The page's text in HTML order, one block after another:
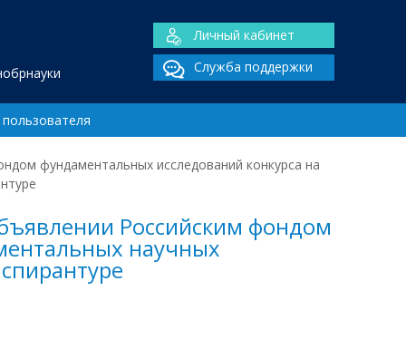
Личный кабинет
Служба поддержки
фундаментальных исследований конкурса на
Российским фондом
научных